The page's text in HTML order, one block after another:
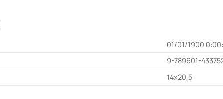
01/01/1900
9-789601-
14x20,5